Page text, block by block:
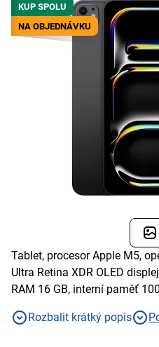
KUP SPOLU
NA OBJEDNÁVKU
Tablet, procesor Apple M5,
Ultra Retina XDR OLED
RAM 16 GB, interní paměť
Rozbalit krátký popis